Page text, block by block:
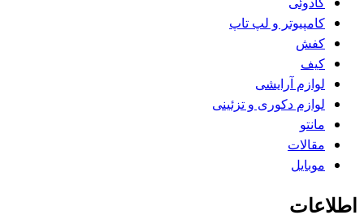
کامپیوتر و لپ تاپ
کفش
کیف
لوازم آرایشی
لوازم دکوری و تزئینی
مانتو
مقالات
موبایل
اطلاعات